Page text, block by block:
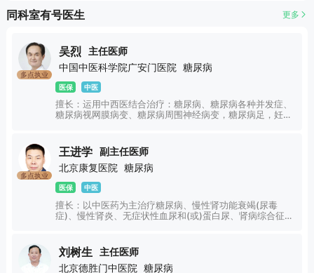
同科室有号医生 更多
多点执业
吴烈
主任医师
中国中医科学院广安门医院
糖尿病
医保 中医
擅长：运用中西医结合治疗：糖尿病、糖尿病各种并发症、
糖尿病视网膜病变、糖尿病周围神经病变，糖尿病足，妊娠
多点执业
王进学
副主任医师
北京康复医院
糖尿病
医保 中医
擅长：以中医药为主治疗糖尿病、慢性肾功能衰竭(尿毒
症)、慢性肾炎、无症状性血尿和(或)蛋白尿、肾病综合征、
狼疮性肾炎、多囊肾等肾脏疾病，及心、脑、肺、脾胃等内
科疾病。
刘树生
主任医师
北京德胜门中医院
糖尿病